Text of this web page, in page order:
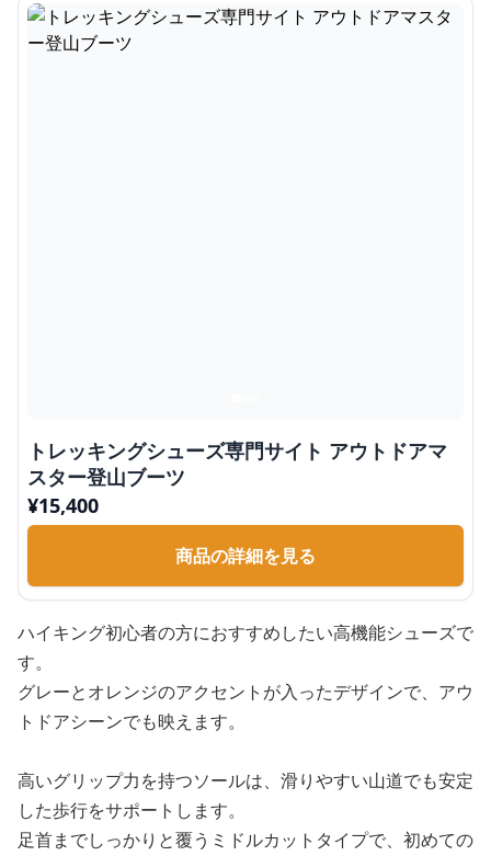
トレッキングシューズ専門サイト アウトドアマ
スター登山ブーツ
¥15,400
商品の詳細を見る
ハイキング初心者の方におすすめしたい高機能シューズで
す。
グレーとオレンジのアクセントが入ったデザインで、アウ
トドアシーンでも映えます。
高いグリップ力を持つソールは、滑りやすい山道でも安定
した歩行をサポートします。
足首までしっかりと覆うミドルカットタイプで、初めての